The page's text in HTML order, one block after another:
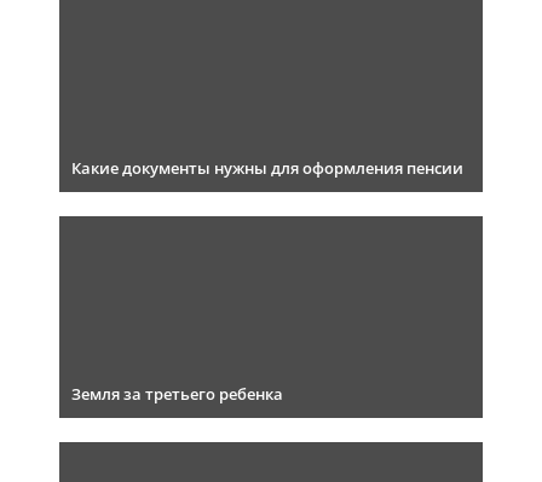
Какие документы нужны для оформления пенсии
Земля за третьего ребенка